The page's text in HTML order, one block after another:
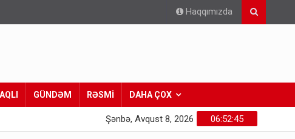
Haqqımızda
GÜNDƏM RƏSMİ DAHA ÇOX
06:52:47
Şənbə, Avqust 8, 2026